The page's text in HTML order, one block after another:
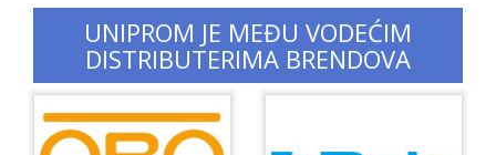
UNIPROM JE MEĐU VODEĆIM
DISTRIBUTERIMA BRENDOVA